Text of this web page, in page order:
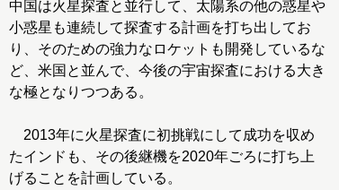
中国は火星探査と並行して、太陽系の他の惑星や
小惑星も連続して探査する計画を打ち出してお
り、そのための強力なロケットも開発しているな
ど、米国と並んで、今後の宇宙探査における大き
な極となりつつある。
2013年に火星探査に初挑戦にして成功を収め
たインドも、その後継機を2020年ごろに打ち上
げることを計画している。